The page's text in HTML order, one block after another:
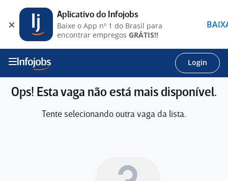
Login
Ops! Esta vaga não está mais disponível.
Tente selecionando outra vaga da lista.
Aplicativo do Infojobs
Baixe o App nº 1 do Brasil para
encontrar empregos GRÁTIS!!